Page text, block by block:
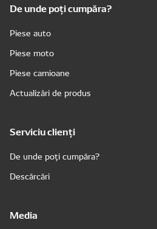
De unde poți cumpăra?
Piese auto
Piese moto
Piese camioane
Actualizări de produs
Serviciu clienți
De unde poți cumpăra?
Descărcări
Media